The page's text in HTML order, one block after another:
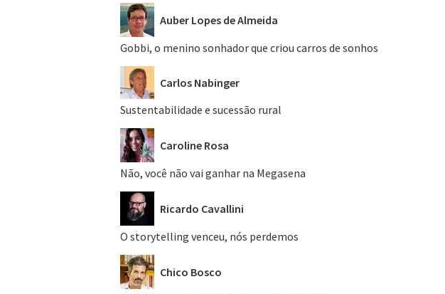
Auber Lopes de Almeida
Gobbi, o menino sonhador que criou carros de sonhos
Carlos Nabinger
Sustentabilidade e sucessão rural
Caroline Rosa
Não, você não vai ganhar na Megasena
Ricardo Cavallini
O storytelling venceu, nós perdemos
Chico Bosco